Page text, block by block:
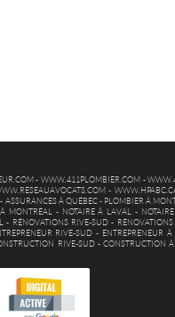
- WWW.411PLOMBIER.COM -
-
- ASSURANCES À QUÉBEC- PLOMBIER À
MONTRÉAL- NOTAIRE À LAVAL -
- RÉNOVATIONS RIVE-SUD -
RIVE-SUD - ENTREPRENEUR
RIVE-SUD- CONSTRUCTION